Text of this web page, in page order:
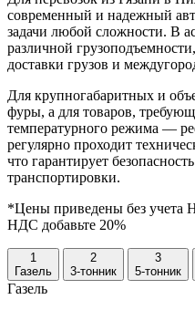
современный и надежный
задачи любой сложности. В
различной
доставки грузов и
Для крупногабаритных и
фуры, а для товаров,
температурного режима —
регулярно проходит
что гарантирует
транспортировки.
*Цены приведены без учета
НДС добавьте 20%
1
Газель
2
3-тонник
3
5-тонник
Газель